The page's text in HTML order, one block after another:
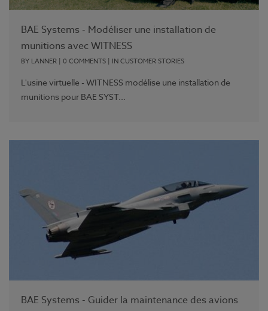
BAE Systems - Modéliser une installation de
munitions avec WITNESS
BY LANNER | 0 COMMENTS | INCUSTOMER STORIES
L'usine virtuelle - WITNESS modélise une installation de
munitions pour BAE SYST...
BAE Systems - Guider la maintenance des avions